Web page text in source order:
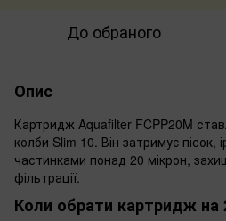
До обраного
Опис
Картридж Aquafilter FCPP20M
колби Slim 10. Він затримує пісок,
частинками понад 20 мікрон,
фільтрації.
Коли обрати картридж